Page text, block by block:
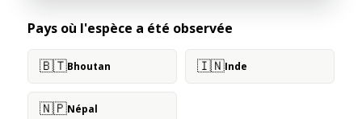
Pays où l'espèce a été observée
🇧🇹Bhoutan 🇮🇳Inde
🇳🇵Népal